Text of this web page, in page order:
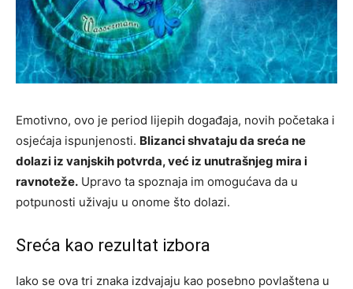
Emotivno, ovo je period lijepih događaja, novih početaka i
osjećaja ispunjenosti. Blizanci shvataju da sreća ne
dolazi iz vanjskih potvrda, već iz unutrašnjeg mira i
ravnoteže. Upravo ta spoznaja im omogućava da u
potpunosti uživaju u onome što dolazi.
Sreća kao rezultat izbora
Iako se ova tri znaka izdvajaju kao posebno povlaštena u